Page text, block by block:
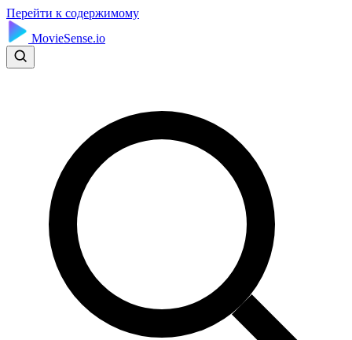
Перейти к содержимому
MovieSense.io